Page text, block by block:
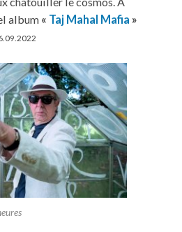
album « Taj Mahal Mafia »